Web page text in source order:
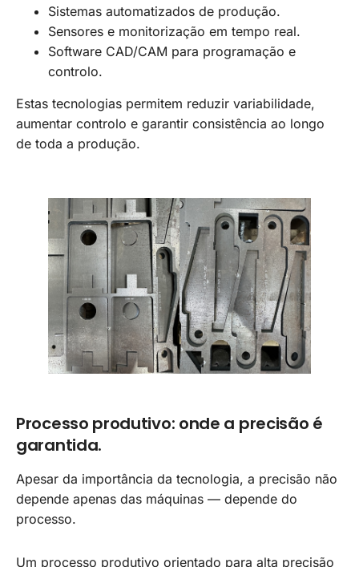
Sistemas automatizados de produção.
Sensores e monitorização em tempo real.
Software CAD/CAM para programação e
controlo.
Estas tecnologias permitem reduzir variabilidade,
aumentar controlo e garantir consistência ao longo
de toda a produção.
Processo produtivo: onde a precisão é
garantida.
Apesar da importância da tecnologia, a precisão não
depende apenas das máquinas — depende do
processo.
Um processo produtivo orientado para alta precisão